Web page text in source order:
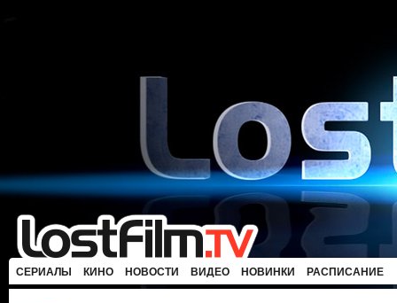
СЕРИАЛЫ КИНО НОВОСТИ ВИДЕО НОВИНКИ РАСПИСАНИЕ